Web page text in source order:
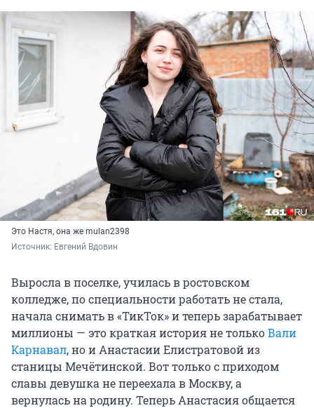
Это Настя, она же mulan2398
Источник: Евгений Вдовин
Выросла в поселке, училась в ростовском
колледже, по специальности работать не стала,
начала снимать в «ТикТок» и теперь зарабатывает
миллионы — это краткая история не толькоВали
Карнавал, но и Анастасии Елистратовой из
станицы Мечётинской. Вот только с приходом
славы девушка не переехала в Москву, а
вернулась на родину. Теперь Анастасия общается